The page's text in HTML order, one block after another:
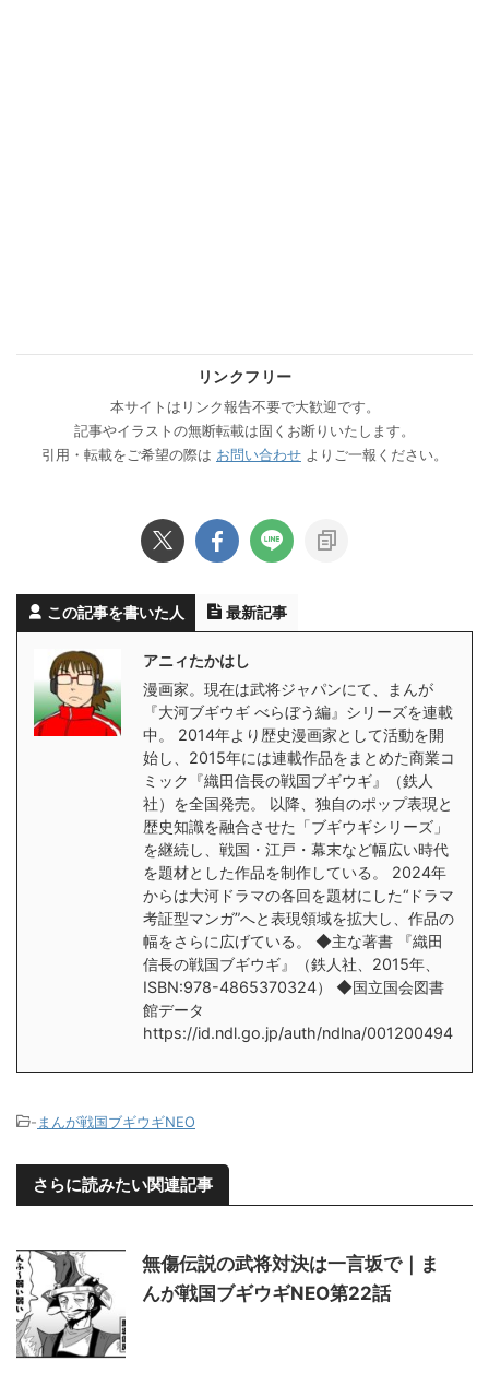
リンクフリー
本サイトはリンク報告不要で大歓迎です。
記事やイラストの無断転載は固くお断りいたします。
引用・転載をご希望の際は お問い合わせ よりご一報ください。
この記事を書いた人 最新記事
アニィたかはし
漫画家。現在は武将ジャパンにて、まんが
『大河ブギウギ べらぼう編』シリーズを連載
中。 2014年より歴史漫画家として活動を開
始し、2015年には連載作品をまとめた商業コ
ミック『織田信長の戦国ブギウギ』（鉄人
社）を全国発売。 以降、独自のポップ表現と
歴史知識を融合させた「ブギウギシリーズ」
を継続し、戦国・江戸・幕末など幅広い時代
を題材とした作品を制作している。 2024年
からは大河ドラマの各回を題材にした“ドラマ
考証型マンガ”へと表現領域を拡大し、作品の
幅をさらに広げている。 ◆主な著書 『織田
信長の戦国ブギウギ』（鉄人社、2015年、
ISBN:978-4865370324） ◆国立国会図書
館データ
https://id.ndl.go.jp/auth/ndlna/001200494
-まんが戦国ブギウギNEO
さらに読みたい関連記事
無傷伝説の武将対決は一言坂で｜ま
んが戦国ブギウギNEO第22話